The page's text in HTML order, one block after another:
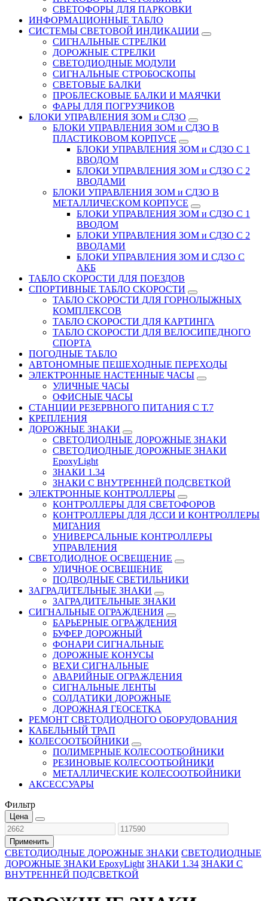
СВЕТОФОРЫ ДЛЯ ПАРКОВКИ
ИНФОРМАЦИОННЫЕ ТАБЛО
CИСТЕМЫ СВЕТОВОЙ ИНДИКАЦИИ
СИГНАЛЬНЫЕ СТРЕЛКИ
ДОРОЖНЫЕ СТРЕЛКИ
СВЕТОДИОДНЫЕ МОДУЛИ
СИГНАЛЬНЫЕ СТРОБОСКОПЫ
СВЕТОВЫЕ БАЛКИ
ПРОБЛЕСКОВЫЕ БАЛКИ И МАЯЧКИ
ФАРЫ ДЛЯ ПОГРУЗЧИКОВ
БЛОКИ УПРАВЛЕНИЯ ЗОМ и СДЗО
БЛОКИ УПРАВЛЕНИЯ ЗОМ и СДЗО В
ПЛАСТИКОВОМ КОРПУСЕ
БЛОКИ УПРАВЛЕНИЯ ЗОМ и СДЗО С 1
ВВОДОМ
БЛОКИ УПРАВЛЕНИЯ ЗОМ и СДЗО С 2
ВВОДАМИ
БЛОКИ УПРАВЛЕНИЯ ЗОМ и СДЗО В
МЕТАЛЛИЧЕСКОМ КОРПУСЕ
БЛОКИ УПРАВЛЕНИЯ ЗОМ и СДЗО С 1
ВВОДОМ
БЛОКИ УПРАВЛЕНИЯ ЗОМ и СДЗО С 2
ВВОДАМИ
БЛОКИ УПРАВЛЕНИЯ ЗОМ И СДЗО С
АКБ
ТАБЛО СКОРОСТИ ДЛЯ ПОЕЗДОВ
СПОРТИВНЫЕ ТАБЛО СКОРОСТИ
ТАБЛО СКОРОСТИ ДЛЯ ГОРНОЛЫЖНЫХ
КОМПЛЕКСОВ
ТАБЛО СКОРОСТИ ДЛЯ КАРТИНГА
ТАБЛО СКОРОСТИ ДЛЯ ВЕЛОСИПЕДНОГО
СПОРТА
ПОГОДНЫЕ ТАБЛО
АВТОНОМНЫЕ ПЕШЕХОДНЫЕ ПЕРЕХОДЫ
ЭЛЕКТРОННЫЕ НАСТЕННЫЕ ЧАСЫ
УЛИЧНЫЕ ЧАСЫ
ОФИСНЫЕ ЧАСЫ
СТАНЦИИ РЕЗЕРВНОГО ПИТАНИЯ С Т.7
КРЕПЛЕНИЯ
ДОРОЖНЫЕ ЗНАКИ
СВЕТОДИОДНЫЕ ДОРОЖНЫЕ ЗНАКИ
СВЕТОДИОДНЫЕ ДОРОЖНЫЕ ЗНАКИ
EpoxyLight
ЗНАКИ 1.34
ЗНАКИ С ВНУТРЕННЕЙ ПОДСВЕТКОЙ
ЭЛЕКТРОННЫЕ КОНТРОЛЛЕРЫ
КОНТРОЛЛЕРЫ ДЛЯ СВЕТОФОРОВ
КОНТРОЛЛЕРЫ ДЛЯ ДССИ И КОНТРОЛЛЕРЫ
МИГАНИЯ
УНИВЕРСАЛЬНЫЕ КОНТРОЛЛЕРЫ
УПРАВЛЕНИЯ
СВЕТОДИОДНОЕ ОСВЕЩЕНИЕ
УЛИЧНОЕ ОСВЕЩЕНИЕ
ПОДВОДНЫЕ СВЕТИЛЬНИКИ
ЗАГРАДИТЕЛЬНЫЕ ЗНАКИ
ЗАГРАДИТЕЛЬНЫЕ ЗНАКИ
СИГНАЛЬНЫЕ ОГРАЖДЕНИЯ
БАРЬЕРНЫЕ ОГРАЖДЕНИЯ
БУФЕР ДОРОЖНЫЙ
ФОНАРИ СИГНАЛЬНЫЕ
ДОРОЖНЫЕ КОНУСЫ
ВЕХИ СИГНАЛЬНЫЕ
АВАРИЙНЫЕ ОГРАЖДЕНИЯ
СИГНАЛЬНЫЕ ЛЕНТЫ
СОЛДАТИКИ ДОРОЖНЫЕ
ДОРОЖНАЯ ГЕОСЕТКА
РЕМОНТ СВЕТОДИОДНОГО ОБОРУДОВАНИЯ
КАБЕЛЬНЫЙ ТРАП
КОЛЕСООТБОЙНИКИ
ПОЛИМЕРНЫЕ КОЛЕСООТБОЙНИКИ
РЕЗИНОВЫЕ КОЛЕСООТБОЙНИКИ
МЕТАЛЛИЧЕСКИЕ КОЛЕСООТБОЙНИКИ
АКСЕССУАРЫ
Фильтр
Цена
Применить
СВЕТОДИОДНЫЕ ДОРОЖНЫЕ ЗНАКИ СВЕТОДИОДНЫЕ
ДОРОЖНЫЕ ЗНАКИ EpoxyLight ЗНАКИ 1.34 ЗНАКИ С
ВНУТРЕННЕЙ ПОДСВЕТКОЙ